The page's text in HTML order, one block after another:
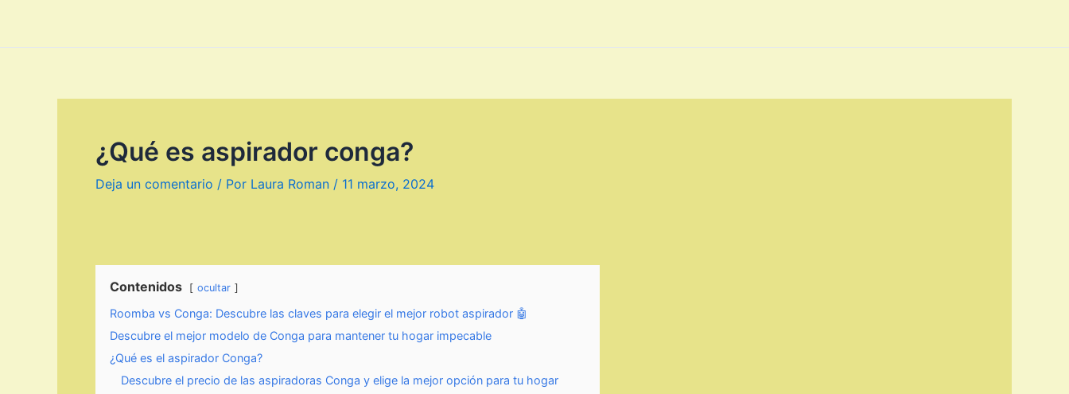
¿Qué es aspirador conga?
Deja un comentario / Por Laura Roman / 11 marzo, 2024
Contenidos ocultar
Roomba vs Conga: Descubre las claves para elegir el mejor robot aspirador 🤖
Descubre el mejor modelo de Conga para mantener tu hogar impecable
¿Qué es el aspirador Conga?
Descubre el precio de las aspiradoras Conga y elige la mejor opción para tu hogar